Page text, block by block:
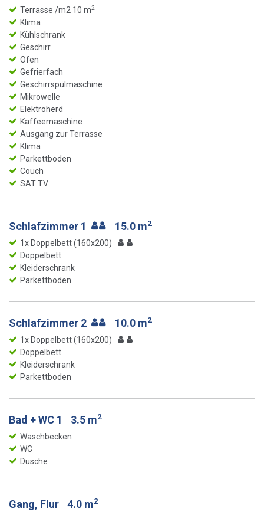
Terrasse /m2 10 m2
Klima
Kühlschrank
Geschirr
Ofen
Gefrierfach
Geschirrspülmaschine
Mikrowelle
Elektroherd
Kaffeemaschine
Ausgang zur Terrasse
Klima
Parkettboden
Couch
SAT TV
Schlafzimmer 1 15.0 m2
1x Doppelbett (160x200)
Doppelbett
Kleiderschrank
Parkettboden
Schlafzimmer 2 10.0 m2
1x Doppelbett (160x200)
Doppelbett
Kleiderschrank
Parkettboden
Bad + WC 1 3.5 m2
Waschbecken
WC
Dusche
Gang, Flur 4.0 m2